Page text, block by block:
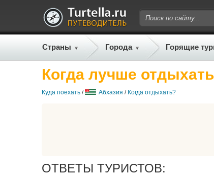
Страны Города Горящие
Когда лучше
Куда поехать / Абхазия / Когда отдыхать?
ОТВЕТЫ ТУРИСТОВ: